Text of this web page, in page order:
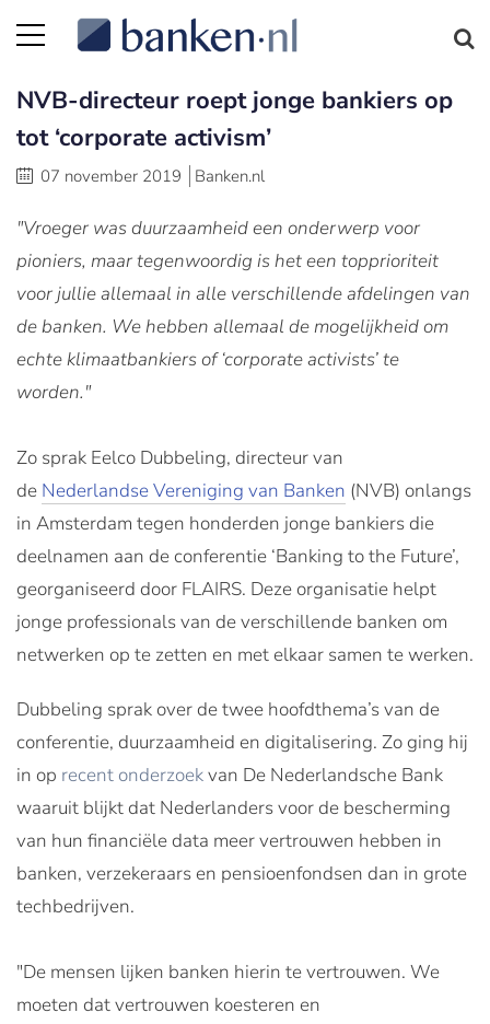
NVB-directeur roept jonge bankiers op
tot ‘corporate activism’
07 november 2019 Banken.nl
"Vroeger was duurzaamheid een onderwerp voor
pioniers, maar tegenwoordig is het een topprioriteit
voor jullie allemaal in alle verschillende afdelingen van
de banken. We hebben allemaal de mogelijkheid om
echte klimaatbankiers of ‘corporate activists’ te
worden."
Zo sprak Eelco Dubbeling, directeur van
de Nederlandse Vereniging van Banken (NVB) onlangs
in Amsterdam tegen honderden jonge bankiers die
deelnamen aan de conferentie ‘Banking to the Future’,
georganiseerd door FLAIRS. Deze organisatie helpt
jonge professionals van de verschillende banken om
netwerken op te zetten en met elkaar samen te werken.
Dubbeling sprak over de twee hoofdthema’s van de
conferentie, duurzaamheid en digitalisering. Zo ging hij
in op recent onderzoekvan De Nederlandsche Bank
waaruit blijkt dat Nederlanders voor de bescherming
van hun financiële data meer vertrouwen hebben in
banken, verzekeraars en pensioenfondsen dan in grote
techbedrijven.
"De mensen lijken banken hierin te vertrouwen. We
moeten dat vertrouwen koesteren en